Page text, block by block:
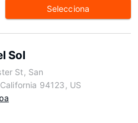
Selecciona
Sol
St, San
94123, US